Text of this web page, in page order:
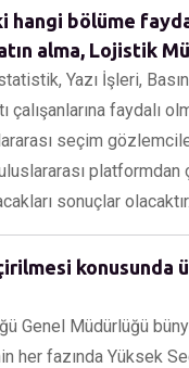
bölüme
alma, Lojistik
Yazı İşleri,
faydalı
seçim
platformdan
sonuçlar olacaktır.
Genel Müdürlüğü
her fazında Yüksek